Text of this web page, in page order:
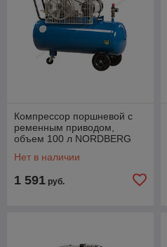
Компрессор поршневой с
ременным приводом,
объем 100 л NORDBERG
Нет в наличии
1 591 руб.